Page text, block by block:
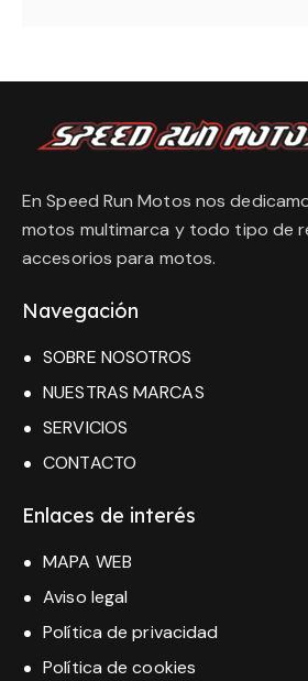
En Speed Run Motos nos
motos multimarca y todo tipo de
accesorios para motos.
Navegación
SOBRE NOSOTROS
NUESTRAS MARCAS
SERVICIOS
CONTACTO
Enlaces de interés
MAPA WEB
Aviso legal
Política de privacidad
Política de cookies